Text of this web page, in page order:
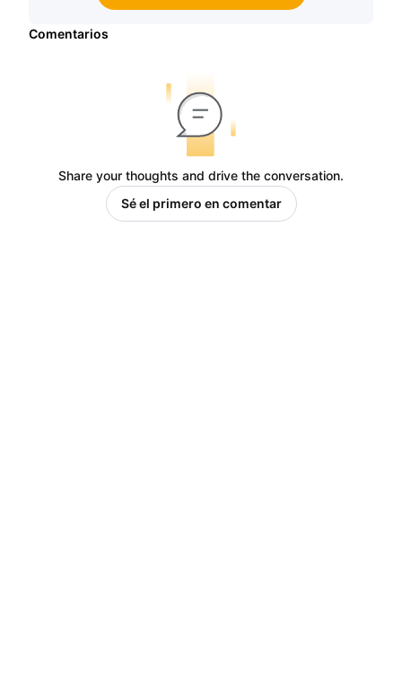
Comentarios
Share your thoughts and drive the conversation.
Sé el primero en comentar